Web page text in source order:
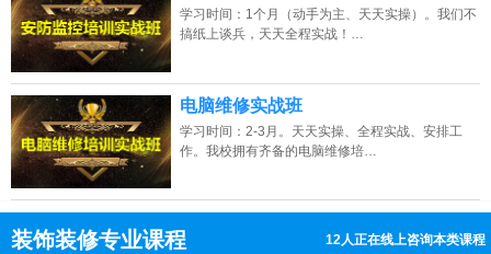
学习时间：1个月（动手为主、天天实操）。我们不
搞纸上谈兵，天天全程实战！…
电脑维修实战班
学习时间：2-3月。天天实操、全程实战、安排工
作。我校拥有齐备的电脑维修培…
装饰装修专业课程 12人正在线上咨询本类课程